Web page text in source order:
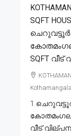
SQFT
SQFT
വീട്